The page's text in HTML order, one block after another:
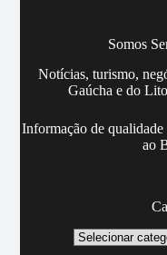
Somos
Notícias, turismo,
Gaúcha e do
Informação de qualidade
ao
Categoria